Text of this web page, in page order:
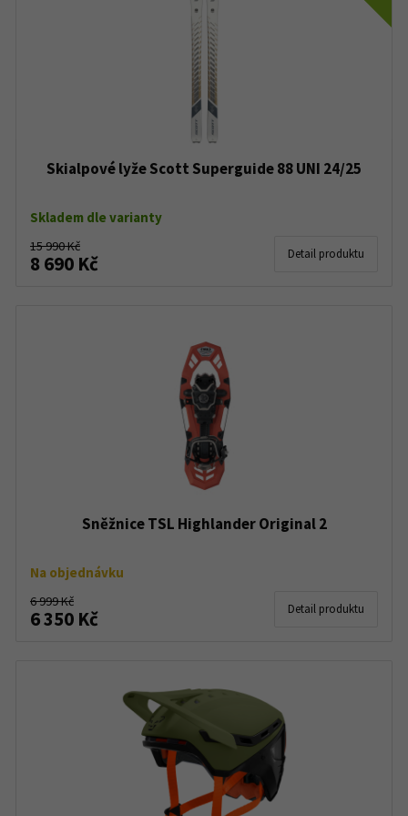
Skialpové lyže Scott Superguide 88 UNI 24/25
Skladem dle varianty
15 990 Kč
8 690 Kč Detail produktu
Sněžnice TSL Highlander Original 2
Na objednávku
6 999 Kč
6 350 Kč Detail produktu